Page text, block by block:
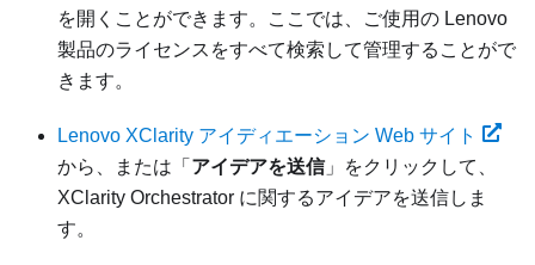
を開くことができます。ここでは、ご使用の Lenovo
製品のライセンスをすべて検索して管理することがで
きます。
Lenovo XClarity アイディエーション Web サイト
から、または「 アイデアを送信」をクリックして、
XClarity Orchestrator に関するアイデアを送信しま
す。